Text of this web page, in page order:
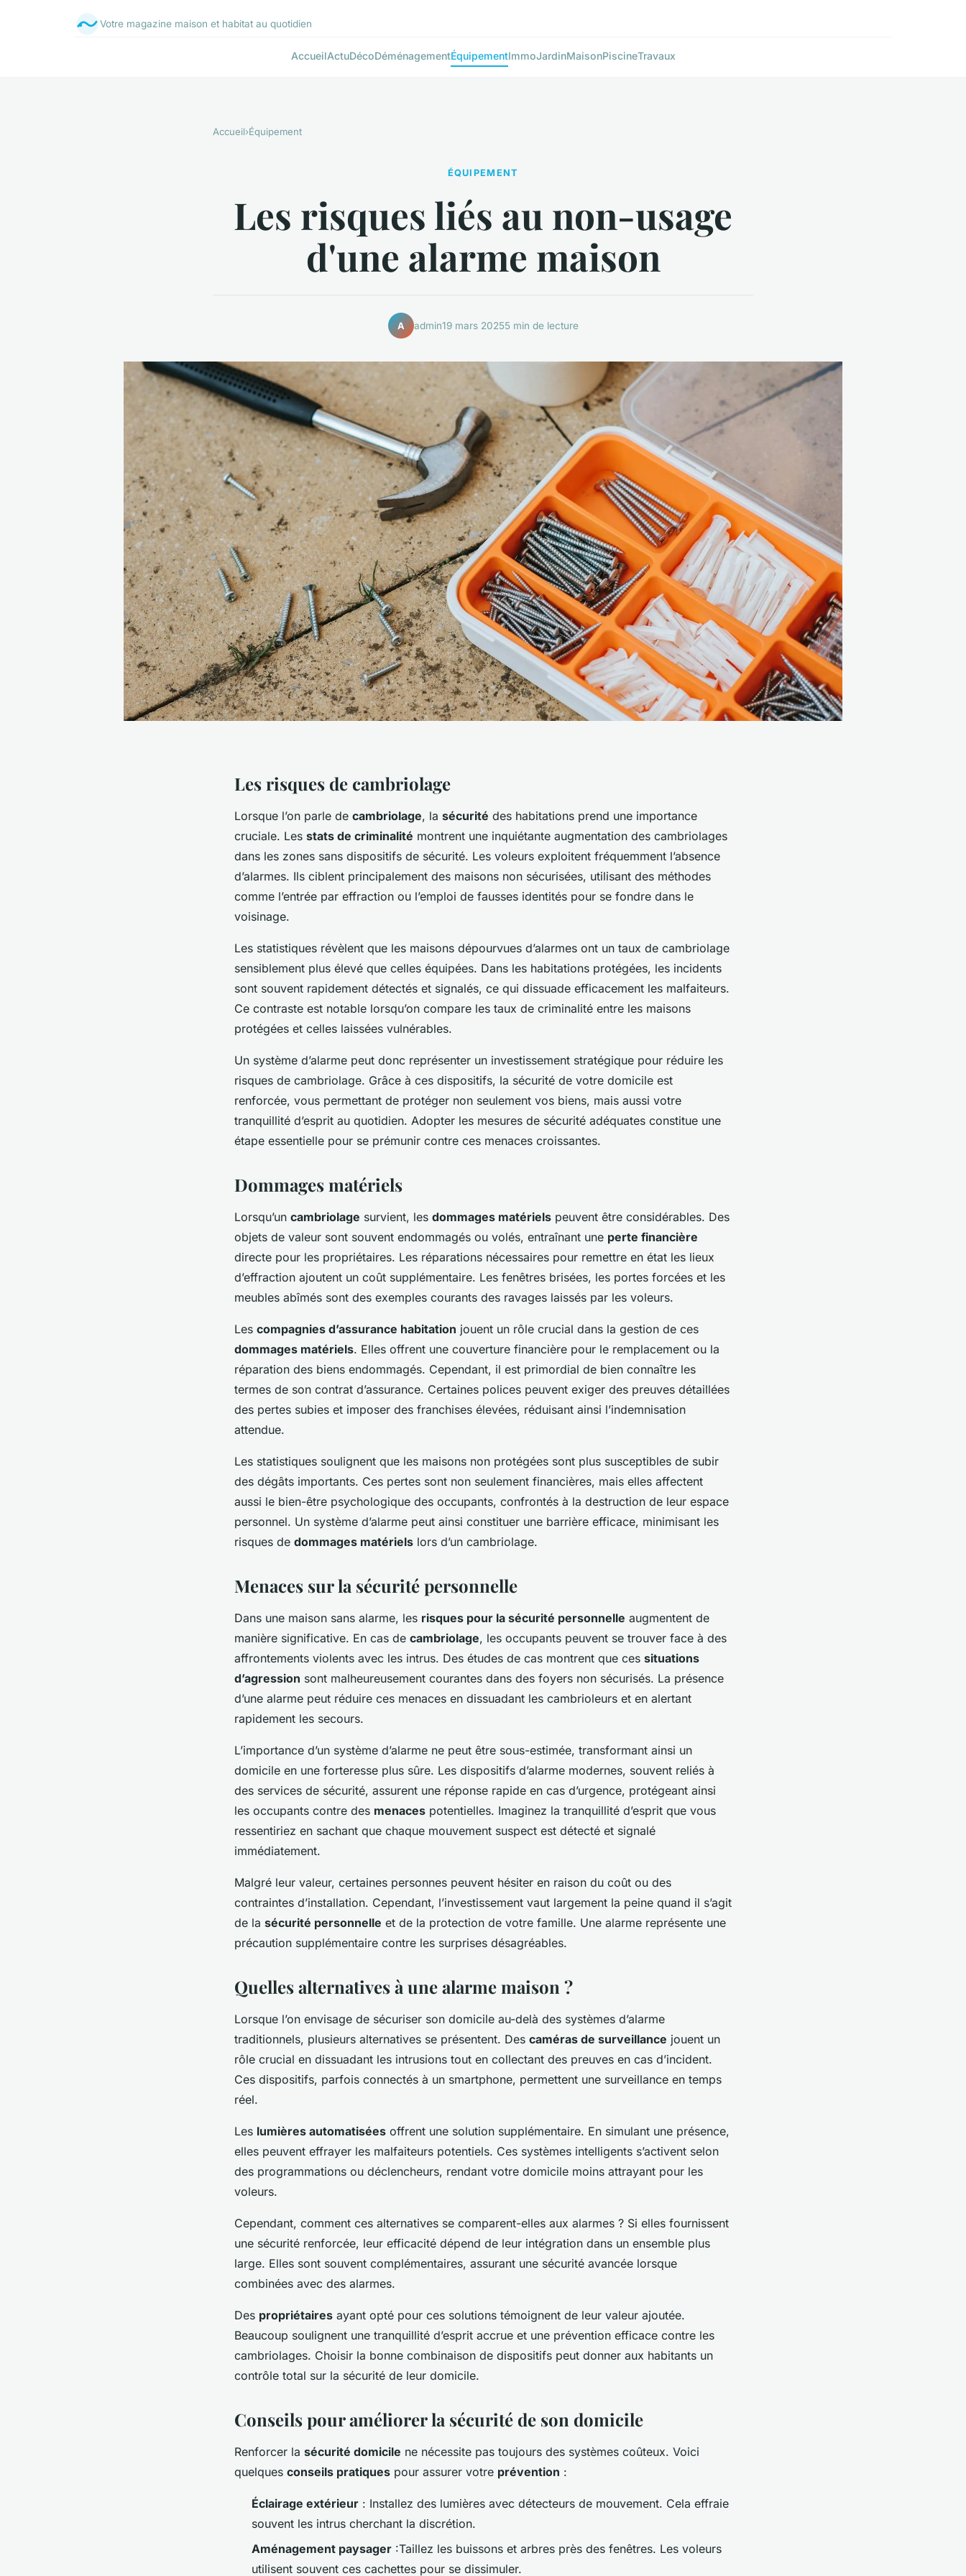
Votre magazine maison et habitat au quotidien
AccueilActuDécoDéménagementÉquipementImmoJardinMaisonPiscineTravaux
Accueil›Équipement
ÉQUIPEMENT
Les risques liés au non-usage
d'une alarme maison
A admin19 mars 20255 min de lecture
Les risques de cambriolage
Lorsque l’on parle de cambriolage, la sécurité des habitations prend une importance
cruciale. Les stats de criminalité montrent une inquiétante augmentation des cambriolages
dans les zones sans dispositifs de sécurité. Les voleurs exploitent fréquemment l’absence
d’alarmes. Ils ciblent principalement des maisons non sécurisées, utilisant des méthodes
comme l’entrée par effraction ou l’emploi de fausses identités pour se fondre dans le
voisinage.
Les statistiques révèlent que les maisons dépourvues d’alarmes ont un taux de cambriolage
sensiblement plus élevé que celles équipées. Dans les habitations protégées, les incidents
sont souvent rapidement détectés et signalés, ce qui dissuade efficacement les malfaiteurs.
Ce contraste est notable lorsqu’on compare les taux de criminalité entre les maisons
protégées et celles laissées vulnérables.
Un système d’alarme peut donc représenter un investissement stratégique pour réduire les
risques de cambriolage. Grâce à ces dispositifs, la sécurité de votre domicile est
renforcée, vous permettant de protéger non seulement vos biens, mais aussi votre
tranquillité d’esprit au quotidien. Adopter les mesures de sécurité adéquates constitue une
étape essentielle pour se prémunir contre ces menaces croissantes.
Dommages matériels
Lorsqu’un cambriolage survient, les dommages matériels peuvent être considérables. Des
objets de valeur sont souvent endommagés ou volés, entraînant une perte financière
directe pour les propriétaires. Les réparations nécessaires pour remettre en état les lieux
d’effraction ajoutent un coût supplémentaire. Les fenêtres brisées, les portes forcées et les
meubles abîmés sont des exemples courants des ravages laissés par les voleurs.
Les compagnies d’assurance habitation jouent un rôle crucial dans la gestion de ces
dommages matériels. Elles offrent une couverture financière pour le remplacement ou la
réparation des biens endommagés. Cependant, il est primordial de bien connaître les
termes de son contrat d’assurance. Certaines polices peuvent exiger des preuves détaillées
des pertes subies et imposer des franchises élevées, réduisant ainsi l’indemnisation
attendue.
Les statistiques soulignent que les maisons non protégées sont plus susceptibles de subir
des dégâts importants. Ces pertes sont non seulement financières, mais elles affectent
aussi le bien-être psychologique des occupants, confrontés à la destruction de leur espace
personnel. Un système d’alarme peut ainsi constituer une barrière efficace, minimisant les
risques de dommages matériels lors d’un cambriolage.
Menaces sur la sécurité personnelle
Dans une maison sans alarme, les risques pour la sécurité personnelle augmentent de
manière significative. En cas de cambriolage, les occupants peuvent se trouver face à des
affrontements violents avec les intrus. Des études de cas montrent que ces situations
d’agression sont malheureusement courantes dans des foyers non sécurisés. La présence
d’une alarme peut réduire ces menaces en dissuadant les cambrioleurs et en alertant
rapidement les secours.
L’importance d’un système d’alarme ne peut être sous-estimée, transformant ainsi un
domicile en une forteresse plus sûre. Les dispositifs d’alarme modernes, souvent reliés à
des services de sécurité, assurent une réponse rapide en cas d’urgence, protégeant ainsi
les occupants contre des menaces potentielles. Imaginez la tranquillité d’esprit que vous
ressentiriez en sachant que chaque mouvement suspect est détecté et signalé
immédiatement.
Malgré leur valeur, certaines personnes peuvent hésiter en raison du coût ou des
contraintes d’installation. Cependant, l’investissement vaut largement la peine quand il s’agit
de la sécurité personnelle et de la protection de votre famille. Une alarme représente une
précaution supplémentaire contre les surprises désagréables.
Quelles alternatives à une alarme maison ?
Lorsque l’on envisage de sécuriser son domicile au-delà des systèmes d’alarme
traditionnels, plusieurs alternatives se présentent. Des caméras de surveillance jouent un
rôle crucial en dissuadant les intrusions tout en collectant des preuves en cas d’incident.
Ces dispositifs, parfois connectés à un smartphone, permettent une surveillance en temps
réel.
Les lumières automatisées offrent une solution supplémentaire. En simulant une présence,
elles peuvent effrayer les malfaiteurs potentiels. Ces systèmes intelligents s’activent selon
des programmations ou déclencheurs, rendant votre domicile moins attrayant pour les
voleurs.
Cependant, comment ces alternatives se comparent-elles aux alarmes ? Si elles fournissent
une sécurité renforcée, leur efficacité dépend de leur intégration dans un ensemble plus
large. Elles sont souvent complémentaires, assurant une sécurité avancée lorsque
combinées avec des alarmes.
Des propriétaires ayant opté pour ces solutions témoignent de leur valeur ajoutée.
Beaucoup soulignent une tranquillité d’esprit accrue et une prévention efficace contre les
cambriolages. Choisir la bonne combinaison de dispositifs peut donner aux habitants un
contrôle total sur la sécurité de leur domicile.
Conseils pour améliorer la sécurité de son domicile
Renforcer la sécurité domicile ne nécessite pas toujours des systèmes coûteux. Voici
quelques conseils pratiques pour assurer votre prévention :
Éclairage extérieur : Installez des lumières avec détecteurs de mouvement. Cela effraie
souvent les intrus cherchant la discrétion.
Aménagement paysager :Taillez les buissons et arbres près des fenêtres. Les voleurs
utilisent souvent ces cachettes pour se dissimuler.